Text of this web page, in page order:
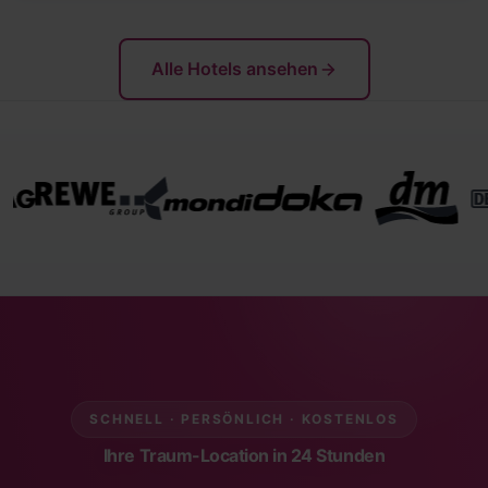
Alle Hotels ansehen
SCHNELL · PERSÖNLICH · KOSTENLOS
Ihre Traum-Location in 24 Stunden